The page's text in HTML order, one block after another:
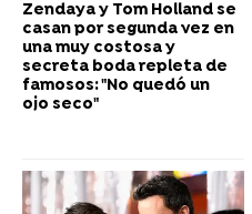
Zendaya y Tom Holland se
casan por segunda vez en
una muy costosa y
secreta boda repleta de
famosos: "No quedó un
ojo seco"